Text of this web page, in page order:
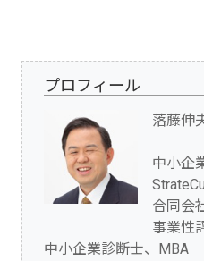
プロフィール
落藤伸
中小企
合同会
事業性
中小企業診断士、MBA